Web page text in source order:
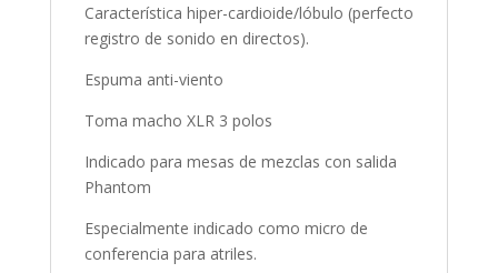
Característica hiper-cardioide/lóbulo (perfecto
registro de sonido en directos).
Espuma anti-viento
Toma macho XLR 3 polos
Indicado para mesas de mezclas con salida
Phantom
Especialmente indicado como micro de
conferencia para atriles.